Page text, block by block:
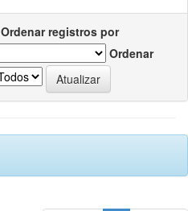
Ordenar registros por
Ordenar